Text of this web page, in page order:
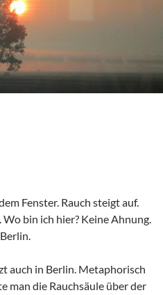
Fenster. Rauch steigt auf.
bin ich hier? Keine Ahnung.
auch in Berlin. Metaphorisch
man die Rauchsäule über der